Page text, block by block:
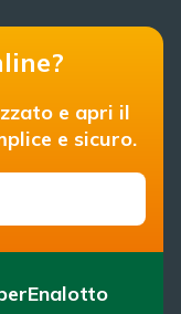
e apri il
e sicuro.